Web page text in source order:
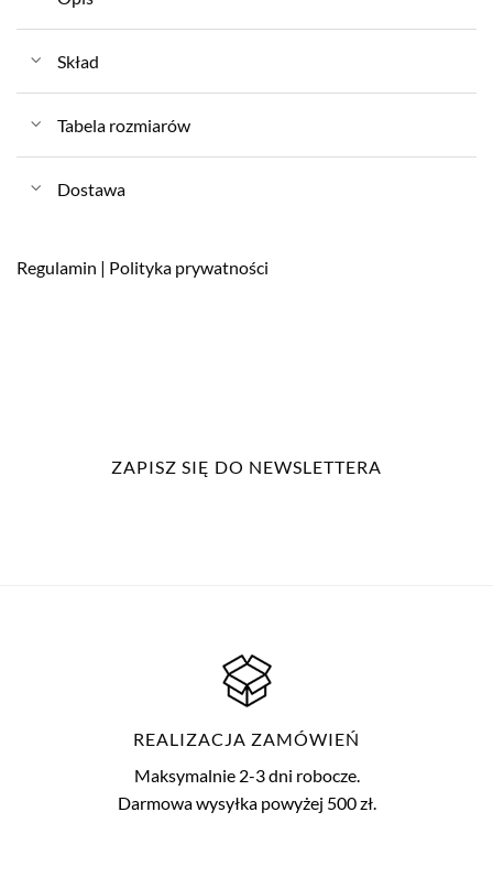
Skład
Tabela rozmiarów
Dostawa
Regulamin | Polityka prywatności
ZAPISZ SIĘ DO NEWSLETTERA
REALIZACJA ZAMÓWIEŃ
Maksymalnie 2-3 dni robocze.
Darmowa wysyłka powyżej 500 zł.